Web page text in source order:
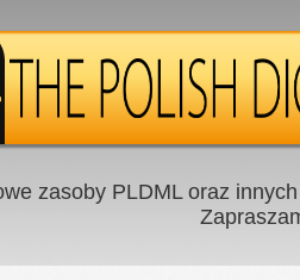
zasoby PLDML oraz